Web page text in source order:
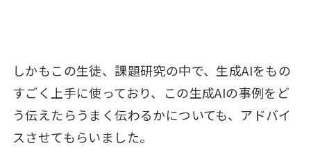
しかもこの生徒、課題研究の中で、生成AIをもの
すごく上手に使っており、この生成AIの事例をど
う伝えたらうまく伝わるかについても、アドバイ
スさせてもらいました。